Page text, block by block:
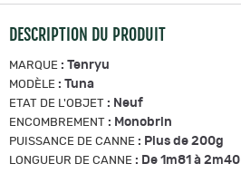
DESCRIPTION DU PRODUIT
MARQUE : Tenryu
MODÈLE : Tuna
ETAT DE L'OBJET : Neuf
ENCOMBREMENT : Monobrin
PUISSANCE DE CANNE : Plus de 200g
LONGUEUR DE CANNE : De 1m81 à 2m40